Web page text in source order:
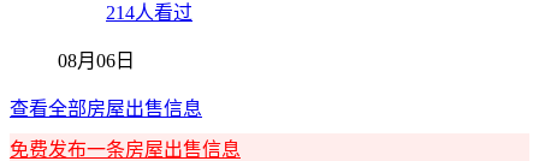
214人看过
08月06日
查看全部房屋出售信息
免费发布一条房屋出售信息